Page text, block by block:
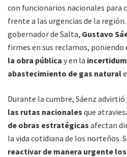
con funcionarios nacionales para
frente a las urgencias de la
gobernador de Salta, Gustavo
firmes en sus reclamos, poniendo
la obra pública y en la
abastecimiento de gas natural
Durante la cumbre, Sáenz advirtió
las rutas nacionales que
de obras estratégicas afectan
la vida cotidiana de los norteños.
reactivar de manera urgente